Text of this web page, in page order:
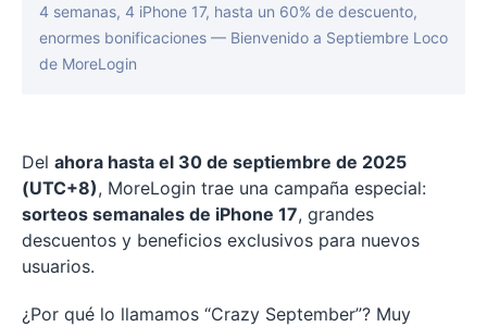
4 semanas, 4 iPhone 17, hasta un 60% de descuento,
enormes bonificaciones — Bienvenido a Septiembre Loco
de MoreLogin
Del ahora hasta el 30 de septiembre de 2025
(UTC+8), MoreLogin trae una campaña especial:
sorteos semanales de iPhone 17, grandes
descuentos y beneficios exclusivos para nuevos
usuarios.
¿Por qué lo llamamos “Crazy September”? Muy